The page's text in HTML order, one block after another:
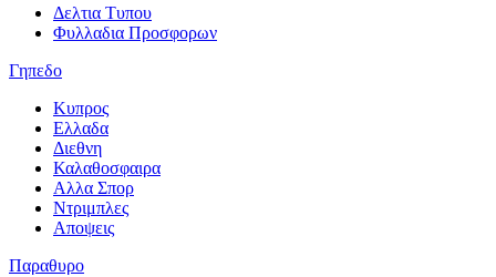
Δελτια Τυπου
Φυλλαδια Προσφορων
Γηπεδο
Κυπρος
Ελλαδα
Διεθνη
Καλαθοσφαιρα
Αλλα Σπορ
Ντριμπλες
Αποψεις
Παραθυρο